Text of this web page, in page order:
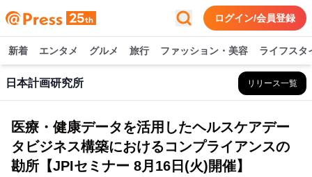
ログイン/会員登録
新着 エンタメ グルメ 旅行 ファッション・美容 ライフスタ
日本計画研究所 リリース一覧
医療・健康データを活用したヘルスケアデー
タビジネス構築におけるコンプライアンスの
勘所【JPIセミナー 8月16日(火)開催】